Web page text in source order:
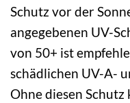
Schutz vor der
angegebenen UV-
von 50+ ist
schädlichen UV-A-
Ohne diesen